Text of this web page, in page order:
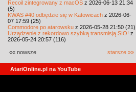
Recoil zintegrowany z macOS z 2026-06-13 21:34
(5)
KWAS #40 odbędzie się w Katowicach z 2026-06-
07 17:59 (25)
Commodore po atarowsku z 2026-05-28 21:50 (21)
Urządzenie z rekordowo szybką transmisją SIO! z
2026-05-24 20:57 (116)
«« nowsze starsze »»
AtariOnline.pl na YouTube